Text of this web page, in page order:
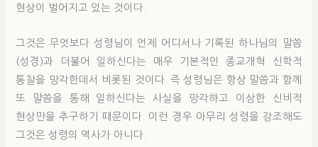
현상이 벌어지고 있는 것이다.
그것은 무엇보다 성령님이 언제 어디서나 기록된 하나님의 말씀
(성경)과 더불어 일하신다는 매우 기본적인 종교개혁 신학적
통찰을 망각한데서 비롯된 것이다. 즉 성령님은 항상 말씀과 함께
또 말씀을 통해 일하신다는 사실을 망각하고 이상한 신비적
현상만을 추구하기 때문이다. 이런 경우 아무리 성령을 강조해도
그것은 성령의 역사가 아니다.